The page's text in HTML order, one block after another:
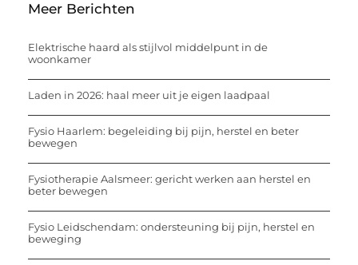
Meer Berichten
Elektrische haard als stijlvol middelpunt in de
woonkamer
Laden in 2026: haal meer uit je eigen laadpaal
Fysio Haarlem: begeleiding bij pijn, herstel en beter
bewegen
Fysiotherapie Aalsmeer: gericht werken aan herstel en
beter bewegen
Fysio Leidschendam: ondersteuning bij pijn, herstel en
beweging